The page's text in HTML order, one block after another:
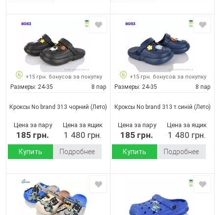
+15 грн. бонусов за покупку
Размеры: 24-35 8 пар
Кроксы No brand 313 чорний (Лето)
Цена за пару
185 грн.
Цена за ящик
1 480 грн.
Купить Подробнее
+15 грн. бонусов за покупку
Размеры: 24-35 8 пар
Кроксы No brand 313 т.синій (Лето)
Цена за пару
185 грн.
Цена за ящик
1 480 грн.
Купить Подробнее